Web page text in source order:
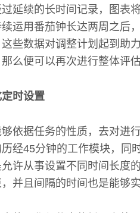
延续的长时间记录，图表
运用番茄钟长达两周之后
些数据对调整计划起到助
么便可以再次进行整体评
时设置
依据任务的性质，去对进
经45分钟的工作模块，同
许从事设置不同时间长度
并且间隔的时间也是能够